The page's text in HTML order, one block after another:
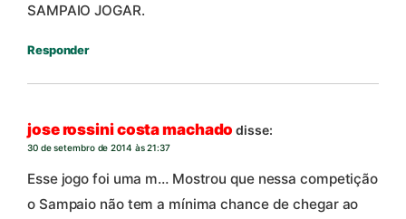
SAMPAIO JOGAR.
Responder
jose rossini costa machado disse:
30 de setembro de 2014 às 21:37
Esse jogo foi uma m… Mostrou que nessa competição
o Sampaio não tem a mínima chance de chegar ao